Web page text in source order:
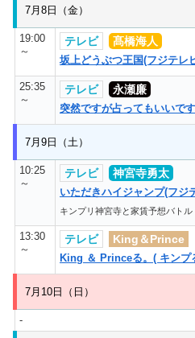
7月8日（金）
19:00
～
テレビ 髙橋海人
坂上どうぶつ王国(フジテレ
25:35
～
テレビ 永瀬廉
突然ですが占ってもいいで
7月9日（土）
10:25
～
テレビ 神宮寺勇太
いただきハイジャンプ(フジ
キンプリ神宮寺と家賃予想バト
13:30
～
テレビ King＆Prince
King ＆ Princeる。( キンプ
7月10日（日）
-